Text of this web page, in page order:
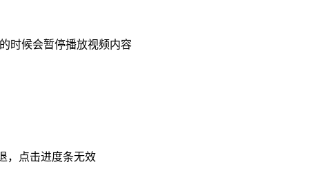
时候会暂停播放视频内容
，点击进度条无效